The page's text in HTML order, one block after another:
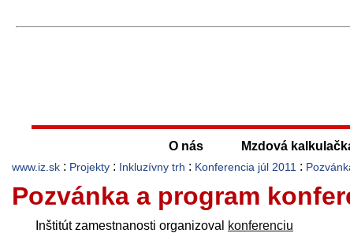
O nás Mzdová
www.iz.sk : Projekty : Inkluzívny trh : Konferencia júl 2011 :
Pozvánka a program
Inštitút zamestnanosti organizoval konferenciu